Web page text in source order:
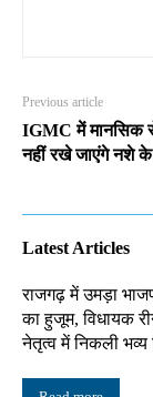
Previous article
IGMC में मानसिक
नहीं रखे जाएंगे नशे
Latest Articles
राजगढ़ में उमड़ा
का हुजूम, विधायक
नेतृत्व में निकली भव्य